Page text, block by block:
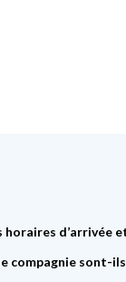
horaires d’arrivée
compagnie sont-